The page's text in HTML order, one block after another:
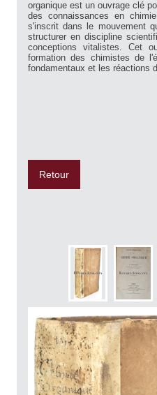
organique est un ouvrage clé
des connaissances en
s'inscrit dans le mouvement
structurer en discipline
conceptions vitalistes. Cet
formation des chimistes de
fondamentaux et les réactions
Retour